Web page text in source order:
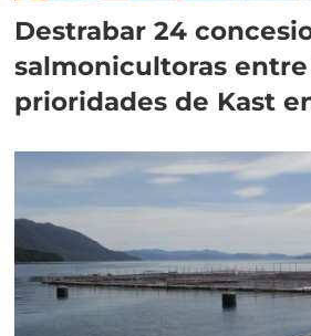
Destrabar 24
salmonicultoras entre
prioridades de Kast